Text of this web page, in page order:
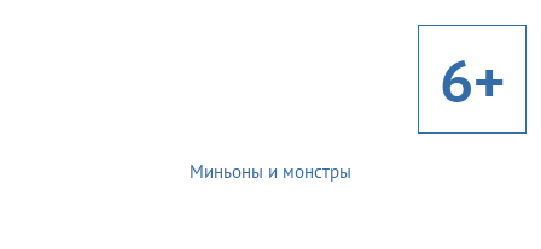
6+
Миньоны и монстры